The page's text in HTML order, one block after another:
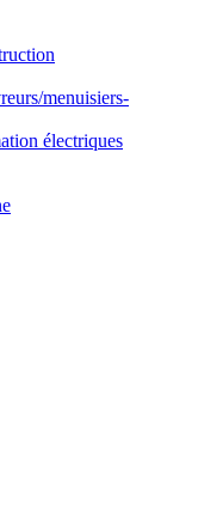
menuisiers-
électriques